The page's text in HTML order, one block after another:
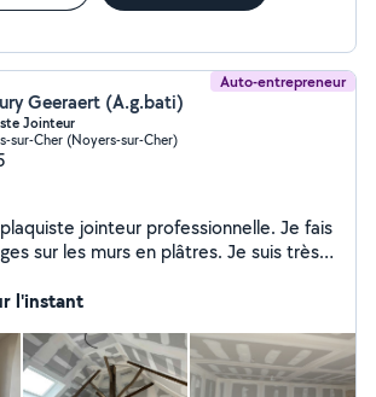
Auto-entrepreneur
Geeraert (A.g.bati)
Jointeur
sur-Cher (Noyers-sur-Cher)
jointeur professionnelle. Je fais
sur les murs en plâtres. Je suis très
l'instant